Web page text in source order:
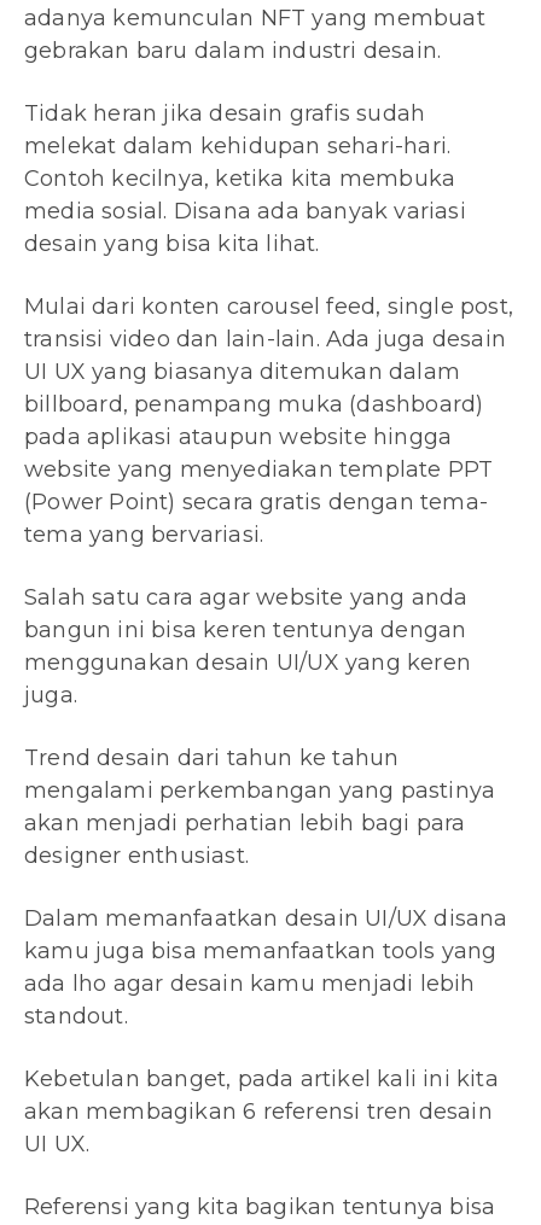
adanya kemunculan NFT yang membuat
gebrakan baru dalam industri desain.
Tidak heran jika desain grafis sudah
melekat dalam kehidupan sehari-hari.
Contoh kecilnya, ketika kita membuka
media sosial. Disana ada banyak variasi
desain yang bisa kita lihat.
Mulai dari konten carousel feed, single post,
transisi video dan lain-lain. Ada juga desain
UI UX yang biasanya ditemukan dalam
billboard, penampang muka (dashboard)
pada aplikasi ataupun website hingga
website yang menyediakan template PPT
(Power Point) secara gratis dengan tema-
tema yang bervariasi.
Salah satu cara agar website yang anda
bangun ini bisa keren tentunya dengan
menggunakan desain UI/UX yang keren
juga.
Trend desain dari tahun ke tahun
mengalami perkembangan yang pastinya
akan menjadi perhatian lebih bagi para
designer enthusiast.
Dalam memanfaatkan desain UI/UX disana
kamu juga bisa memanfaatkan tools yang
ada lho agar desain kamu menjadi lebih
standout.
Kebetulan banget, pada artikel kali ini kita
akan membagikan 6 referensi tren desain
UI UX.
Referensi yang kita bagikan tentunya bisa